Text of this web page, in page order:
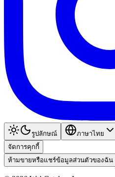
รูปลักษณ์
ภาษาไทย
จัดการคุกกี้
ห้ามขายหรือแชร์ข้อมูลส่วนตัวของฉัน